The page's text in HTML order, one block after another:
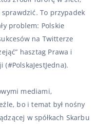
To przypadek
problem: Polskie
na Twitterze
hasztag Prawa i
mediami,
bo i temat był nośny
w spółkach Skarbu